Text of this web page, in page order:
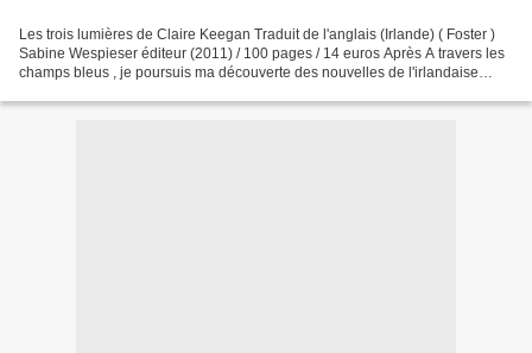
Les trois lumières de Claire Keegan Traduit de l'anglais (Irlande) ( Foster )
Sabine Wespieser éditeur (2011) / 100 pages / 14 euros Après A travers les
champs bleus , je poursuis ma découverte des nouvelles de l'irlandaise